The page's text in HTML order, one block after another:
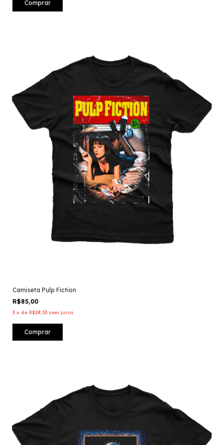
Comprar
Camiseta Pulp Fiction
R$85,00
3 x de R$28,33 sem juros
Comprar